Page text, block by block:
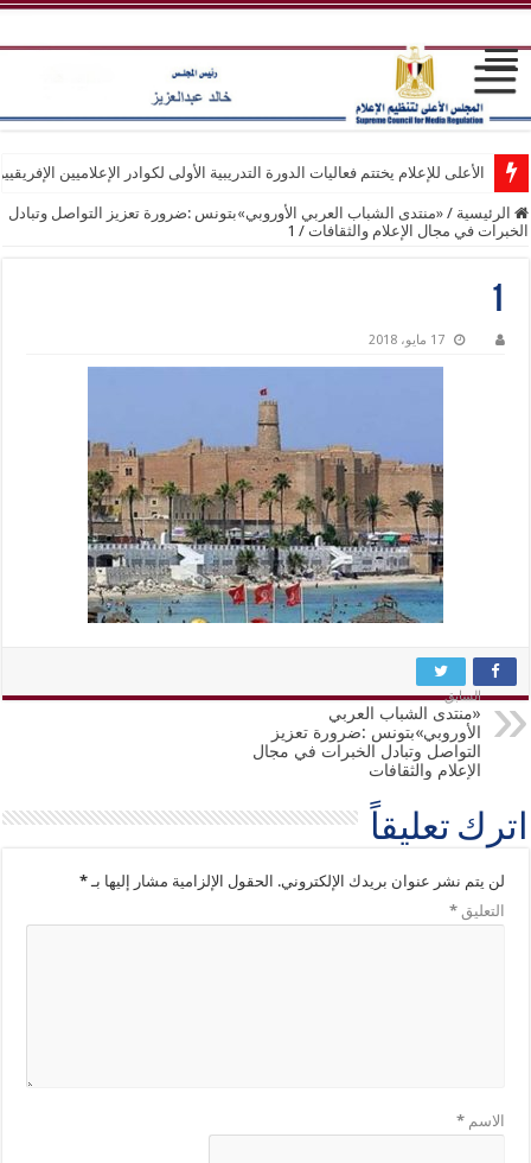
الأعلى للإعلام يختتم فعاليات الدورة التدريبية الأولى لكوادر الإعلاميين
الرئيسية / «منتدى الشباب العربي الأوروبي»بتونس :ضرورة تعزيز التواصل وتبادل
الخبرات في مجال الإعلام والثقافات /
1
1
17 مايو، 2018
السابق
«منتدى الشباب العربي
الأوروبي»بتونس :ضرورة تعزيز
التواصل وتبادل الخبرات في مجال
الإعلام والثقافات
اترك تعليقاً
لن يتم نشر عنوان بريدك الإلكتروني. الحقول الإلزامية مشار إليها بـ*
التعليق*
الاسم*